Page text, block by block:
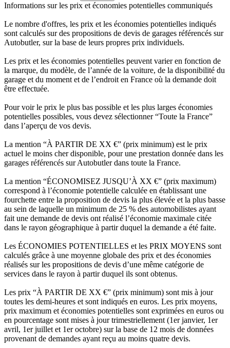
Informations sur les prix et économies potentielles communiqués
Le nombre d'offres, les prix et les économies potentielles indiqués
sont calculés sur des propositions de devis de garages référencés sur
Autobutler, sur la base de leurs propres prix individuels.
Les prix et les économies potentielles peuvent varier en fonction de
la marque, du modèle, de l’année de la voiture, de la disponibilité du
garage et du moment et de l’endroit en France où la demande doit
être effectuée.
Pour voir le prix le plus bas possible et les plus larges économies
potentielles possibles, vous devez sélectionner “Toute la France”
dans l’aperçu de vos devis.
La mention “À PARTIR DE XX €” (prix minimum) est le prix
actuel le moins cher disponible, pour une prestation donnée dans les
garages référencés sur Autobutler dans toute la France.
La mention “ÉCONOMISEZ JUSQU’À XX €” (prix maximum)
correspond à l’économie potentielle calculée en établissant une
fourchette entre la proposition de devis la plus élevée et la plus basse
au sein de laquelle un minimum de 25 % des automobilistes ayant
fait une demande de devis ont réalisé l’économie maximale citée
dans le rayon géographique à partir duquel la demande a été faite.
Les ÉCONOMIES POTENTIELLES et les PRIX MOYENS sont
calculés grâce à une moyenne globale des prix et des économies
réalisés sur les propositions de devis d’une même catégorie de
services dans le rayon à partir duquel ils sont obtenus.
Les prix “À PARTIR DE XX €” (prix minimum) sont mis à jour
toutes les demi-heures et sont indiqués en euros. Les prix moyens,
prix maximum et économies potentielles sont exprimées en euros ou
en pourcentage sont mises à jour trimestriellement (1er janvier, 1er
avril, 1er juillet et 1er octobre) sur la base de 12 mois de données
provenant de demandes ayant reçu au moins quatre devis.